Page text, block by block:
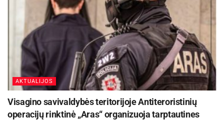
AKTUALIJOS
Visagino savivaldybės teritorijoje Antiteroristinių
operacijų rinktinė „Aras“ organizuoja tarptautines